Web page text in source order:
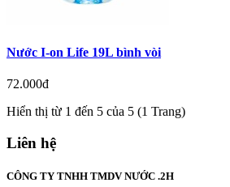
Nước I-on Life 19L bình vòi
72.000đ
Hiển thị từ 1 đến 5 của 5 (1 Trang)
Liên hệ
CÔNG TY TNHH TMDV NƯỚC .2H